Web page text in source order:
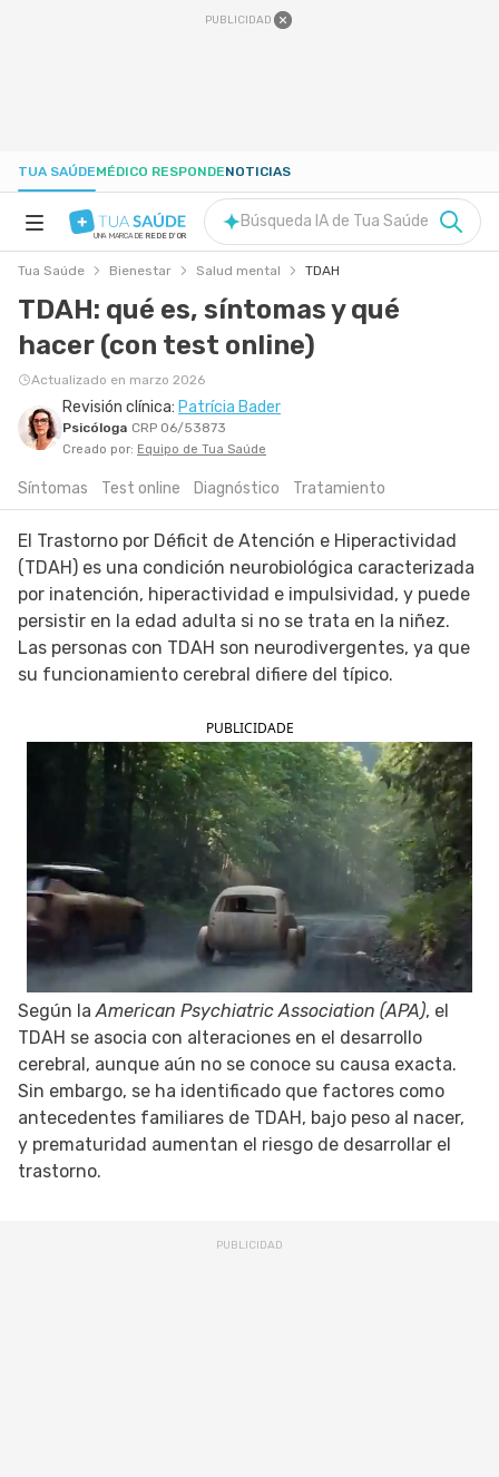
PUBLICIDAD
TUA SAÚDEMÉDICO RESPONDENOTICIAS
NUTRICIÓN
EMBARAZO
SIGUE TUA SAÚDE EN LAS REDES SOCIALES
UNA MARCA DE REDE D'OR
Búsqueda IA de Tua Saúde
Tua Saúde Bienestar Salud mental TDAH
TDAH: qué es, síntomas y qué
hacer (con test online)
Actualizado en marzo 2026
Revisión clínica: Patrícia Bader
Psicóloga CRP 06/53873
Creado por: Equipo de Tua Saúde
Síntomas Test online Diagnóstico Tratamiento
El Trastorno por Déficit de Atención e Hiperactividad
(TDAH) es una condición neurobiológica caracterizada
por inatención, hiperactividad e impulsividad, y puede
persistir en la edad adulta si no se trata en la niñez.
Las personas con TDAH son neurodivergentes, ya que
su funcionamiento cerebral difiere del típico.
PUBLICIDADE
Según laAmerican Psychiatric Association (APA), el
TDAH se asocia con alteraciones en el desarrollo
cerebral, aunque aún no se conoce su causa exacta.
Sin embargo, se ha identificado que factores como
antecedentes familiares de TDAH, bajo peso al nacer,
y prematuridad aumentan el riesgo de desarrollar el
trastorno.